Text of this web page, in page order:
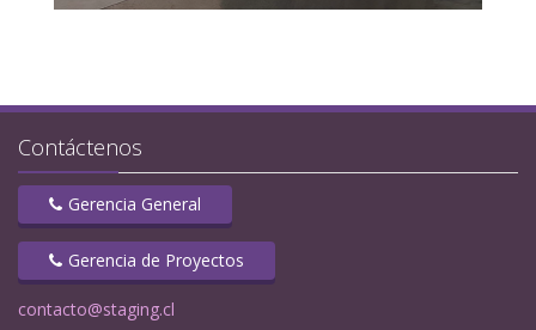
Contáctenos
Gerencia General
Gerencia de Proyectos
contacto@staging.cl